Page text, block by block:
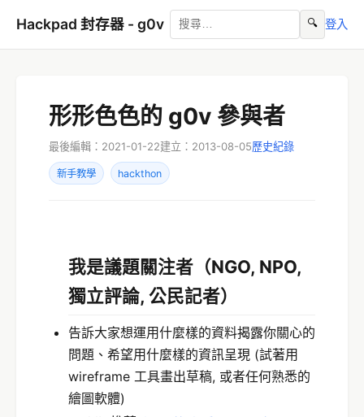
Hackpad 封存器 - g0v 🔍 登入
形形色色的 g0v 參與者
最後編輯：2021-01-22建立：2013-08-05歷史紀錄
新手教學 hackthon
我是議題關注者 （NGO, NPO,
獨立評論, 公民記者）
告訴大家想運用什麼樣的資料揭露你關心的
問題、希望用什麼樣的資訊呈現 (試著用
wireframe 工具畫出草稿, 或者任何熟悉的
繪圖軟體)